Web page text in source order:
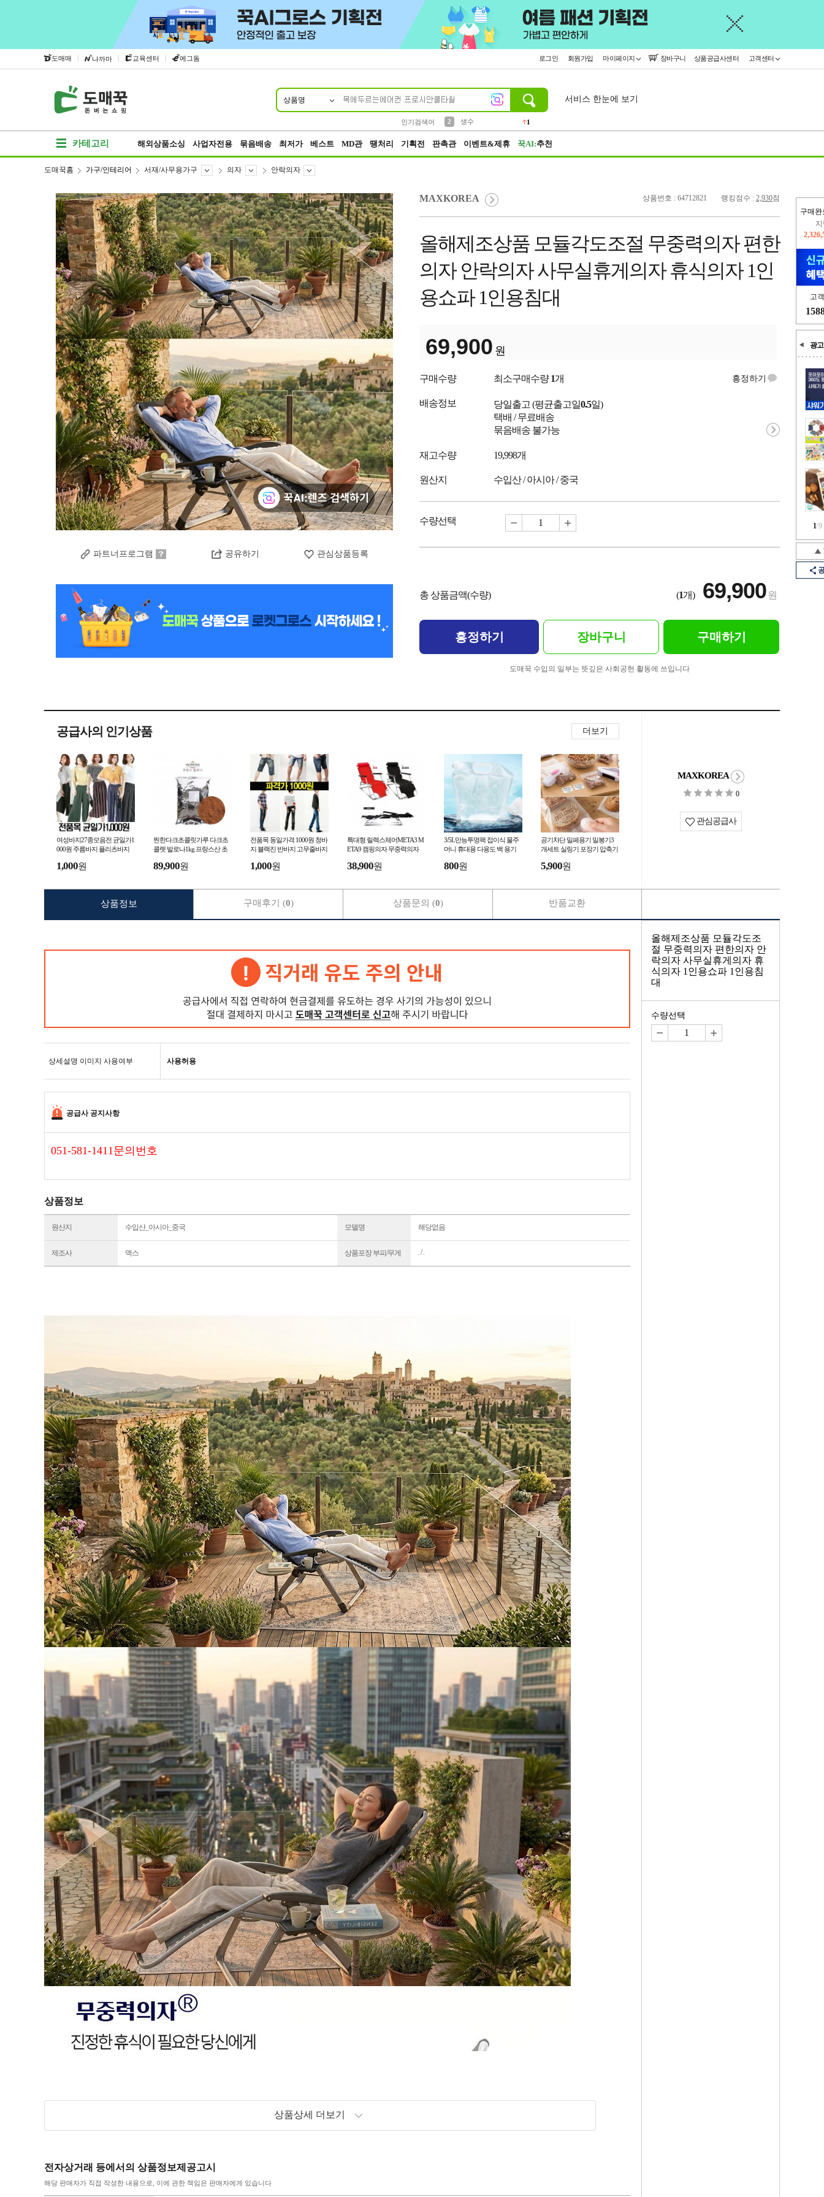
도매매 | 나까마 | 교육센터 | 에그돔 로그인 회원가입 마이페이지 장바구니 상품공급사센터 고객센터
상품명
인기검색어
2
생수
1
서비스 한눈에 보기
카테고리 해외상품소싱 사업자전용 묶음배송 최저가 베스트 MD관 땡처리 기획전 판촉관 이벤트&제휴 꾹AI:추천
구매완
고
광고
1/9
도매꾹홈 가구/인테리어 서재/사무용가구 의자 안락의자
파트너프로그램 공유하기 관심상품등록
상품번호 : 64712821 랭킹점수 : 2,930점
MAXKOREA
올해제조상품 모듈각도조절 무중력의자 편한
의자 안락의자 사무실휴게의자 휴식의자 1인
용쇼파 1인용침대
69,900 원
구매수량 최소구매수량1개 흥정하기
배송정보 당일출고 (평균출고일0.5일)
택배 / 무료배송
묶음배송 불가능
재고수량 19,998개
원산지 수입산 / 아시아 / 중국
수량선택
총 상품금액(수량) (1개) 69,900원
흥정하기 장바구니 구매하기
도매꾹 수입의 일부는 뜻깊은 사회공헌 활동에 쓰입니다
공급사의 인기상품 더보기
여성바지27종모음전 균일가1
000원 주름바지 플리츠바지
지 평상복 출근복 아이
1,000원
찐한다크초콜릿가루 다크초
콜렛 발로나1kg 프랑스산 초
89,900원
전품목 동일가격 1000원 청바
지 블랙진 반바지 고무줄바지
편한복장
1,000원
특대형 릴렉스체어META3 M
ETA9 캠핑의자 무중력의자
38,900원
3/5L만능투명팩 접이식 물주
머니 휴대용 다용도 백 용기
여행용 용기
800원
공기차단 밀페용기 밀봉기3
개세트 실링기 포장기 압축기
5,900원
MAXKOREA
0
관심공급사
상세설명 이미지 사용여부 사용허용
공급사 공지사항
051-581-1411문의번호
상품정보
원산지 수입산_아시아_중국 모델명 해당없음
제조사 맥스 상품포장 부피/무게 . / .
상품상세 더보기
전자상거래 등에서의 상품정보제공고시
해당 판매자가 직접 작성한 내용으로, 이에 관한 책임은 판매자에게 있습니다
상품정보 구매후기 (0) 상품문의 (0) 반품교환
올해제조상품 모듈각도조
절 무중력의자 편한의자 안
락의자 사무실휴게의자 휴
식의자 1인용쇼파 1인용침
대
수량선택